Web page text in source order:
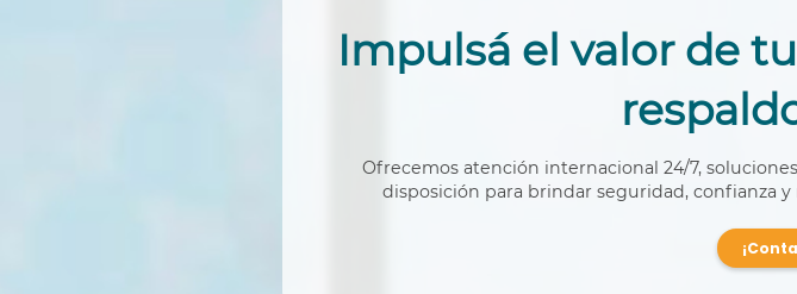
Impulsá el valor de
Ofrecemos atención internacional 24/7,
disposición para brindar seguridad, confianza